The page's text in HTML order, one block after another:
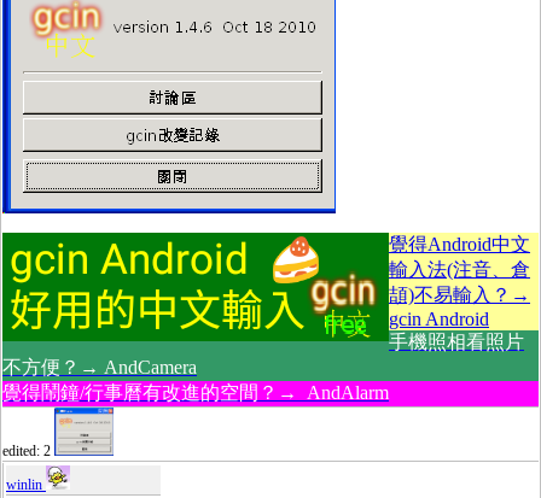
覺得Android中文
輸入法(注音、倉
頡)不易輸入？→
gcin Android
手機照相看照片
不方便？→ AndCamera
覺得鬧鐘/行事曆有改進的空間？→ AndAlarm
edited: 2
winlin